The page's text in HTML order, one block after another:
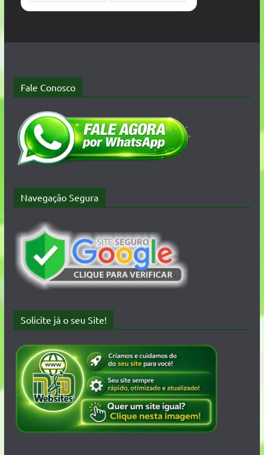
Fale Conosco
Navegação Segura
Solicite já o seu Site!